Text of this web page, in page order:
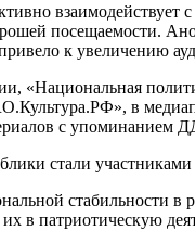
посещаемости.
к увеличению
«Национальная
в
с упоминанием
стали
стабильности в
в патриотическую